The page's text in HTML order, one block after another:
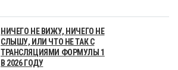
НИЧЕГО НЕ ВИЖУ, НИЧЕГО НЕ
СЛЫШУ, ИЛИ ЧТО НЕ ТАК С
ТРАНСЛЯЦИЯМИ ФОРМУЛЫ 1
В 2026 ГОДУ